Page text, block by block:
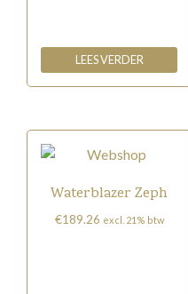
LEES VERDER
Waterblazer Zeph
€189.26 excl. 21% btw